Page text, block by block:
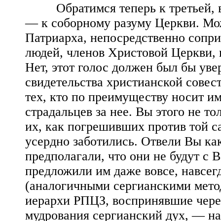
Обратимся теперь к третьей,
— к соборному разуму Церкви.
Патриарха, непосредственно
людей, членов Христовой Церкви,
Нет, этот голос должен был бы
свидетельства христианской
тех, кто по преимуществу носит
страдальцев за нее. Вы этого не
их, как погрешивших против той
усердно заботились. Отвели Вы
предполагали, что они не будут с
предложили им даже вовсе,
(аналогичными сергианскими
иерархи РПЦЗ, воспринявшие
мудрования сергианский дух, —